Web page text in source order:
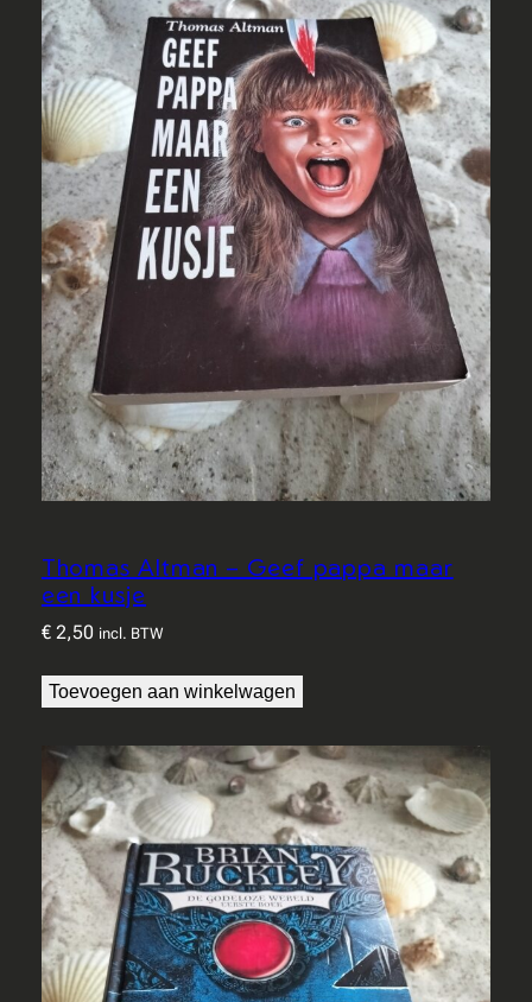
Thomas Altman – Geef pappa maar
een kusje
€2,50 incl. BTW
Toevoegen aan winkelwagen